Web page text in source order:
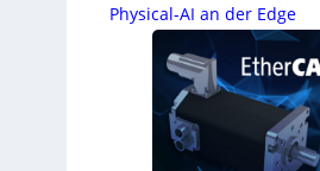
Physical-AI an der Edge